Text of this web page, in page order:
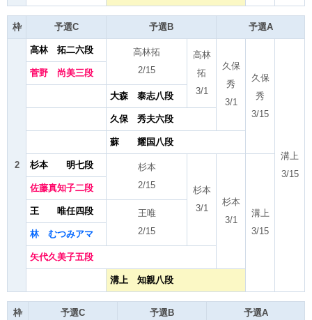
枠 予選C 予選B 予選A
2
高林 拓二六段
高林拓
2/15
高林
拓
3/1
久保
秀
3/1
久保
秀
3/15
溝上
3/15
菅野 尚美三段
大森 泰志八段
久保 秀夫六段
蘇 耀国八段
杉本 明七段
杉本
2/15
杉本
3/1
杉本
3/1
溝上
3/15
佐藤真知子二段
王 唯任四段
王唯
2/15
林 むつみアマ
矢代久美子五段
溝上 知親八段
枠 予選C 予選B 予選A